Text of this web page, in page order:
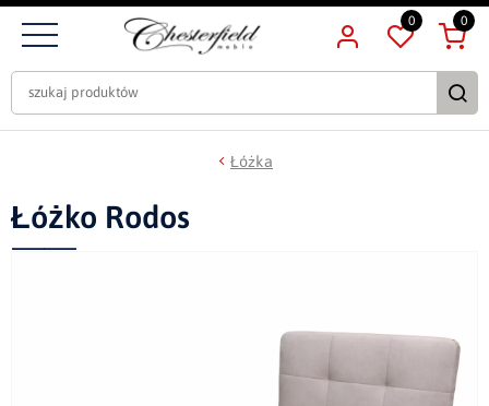
0 0
Łóżka
Łóżko Rodos